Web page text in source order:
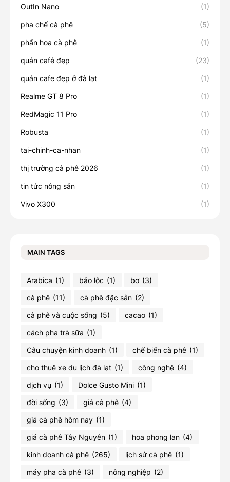
OutIn Nano (1)
pha chế cà phê (5)
phấn hoa cà phê (1)
quán café đẹp (23)
quán cafe đẹp ở đà lạt (1)
Realme GT 8 Pro (1)
RedMagic 11 Pro (1)
Robusta (1)
tai-chinh-ca-nhan (1)
thị trường cà phê 2026 (1)
tin tức nông sản (1)
Vivo X300 (1)
MAIN TAGS
Arabica (1) bảo lộc (1) bơ (3)
cà phê (11) cà phê đặc sản (2)
cà phê và cuộc sống (5) cacao (1)
cách pha trà sữa (1)
Câu chuyện kinh doanh (1) chế biến cà phê (1)
cho thuê xe du lịch đà lạt (1) công nghệ (4)
dịch vụ (1) Dolce Gusto Mini (1)
đời sống (3) giá cà phê (4)
giá cà phê hôm nay (1)
giá cà phê Tây Nguyên (1) hoa phong lan (4)
kinh doanh cà phê (265) lịch sử cà phê (1)
máy pha cà phê (3) nông nghiệp (2)